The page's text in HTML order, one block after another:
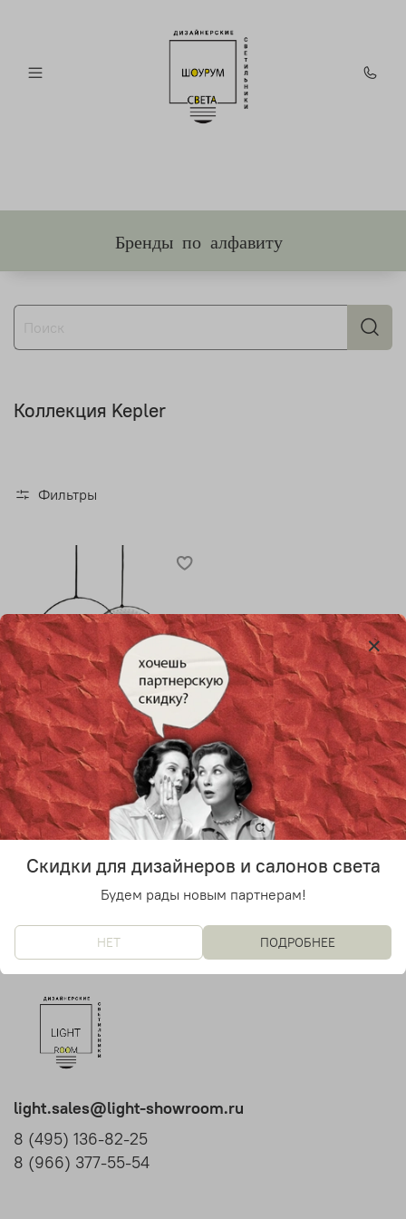
Бренды по алфавиту
Коллекция Kepler
Фильтры
Потолочный дизайнерский
светильник Kepler от
Innermost
21 300 руб
light.sales@light-showroom.ru
8 (495) 136-82-25
8 (966) 377-55-54
Скидки для дизайнеров и салонов света
Будем рады новым партнерам!
НЕТ ПОДРОБНЕЕ